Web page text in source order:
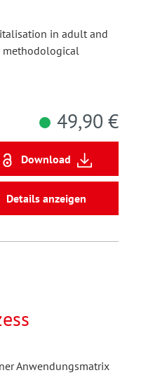
in adult and
methodological
49,90 €
Download
Details anzeigen
Anwendungsmatrix